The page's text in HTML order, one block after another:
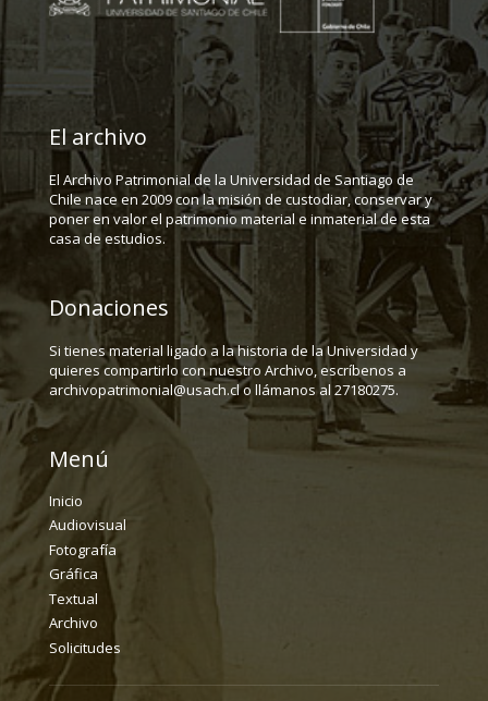
El archivo
El Archivo Patrimonial de la Universidad de Santiago de
Chile nace en 2009 con la misión de custodiar, conservar y
poner en valor el patrimonio material e inmaterial de esta
casa de estudios.
Donaciones
Si tienes material ligado a la historia de la Universidad y
quieres compartirlo con nuestro Archivo, escríbenos a
archivopatrimonial@usach.cl o llámanos al 27180275.
Menú
Inicio
Audiovisual
Fotografía
Gráfica
Textual
Archivo
Solicitudes